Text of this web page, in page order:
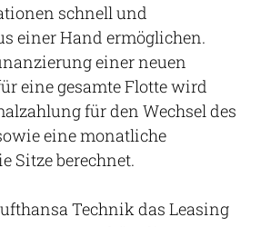
schnell und
einer Hand ermöglichen.
einer neuen
eine gesamte Flotte wird
für den Wechsel des
eine monatliche
Sitze berechnet.
Technik das Leasing